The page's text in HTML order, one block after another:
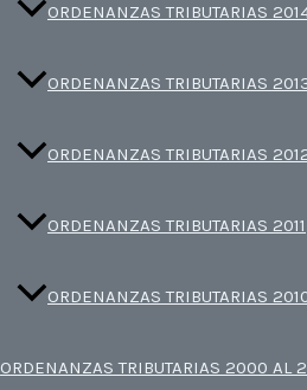
ORDENANZAS TRIBUTARIAS
ORDENANZAS TRIBUTARIAS
ORDENANZAS TRIBUTARIAS
ORDENANZAS TRIBUTARIAS 2011
ORDENANZAS TRIBUTARIAS
ORDENANZAS TRIBUTARIAS 2000 AL